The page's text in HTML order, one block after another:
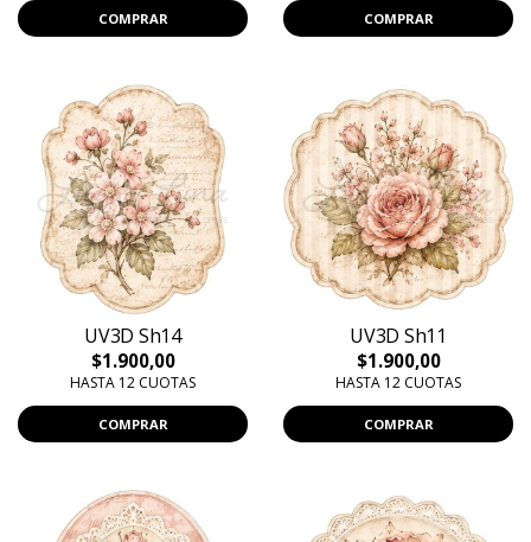
COMPRAR COMPRAR
UV3D Sh14
$1.900,00
HASTA 12 CUOTAS
COMPRAR
UV3D Sh11
$1.900,00
HASTA 12 CUOTAS
COMPRAR